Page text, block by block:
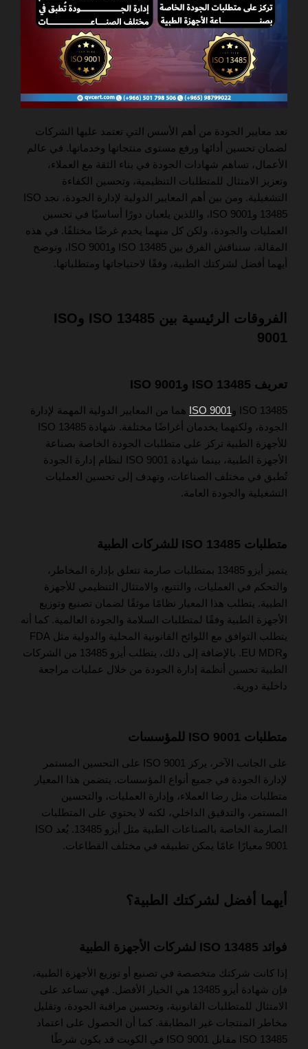
تعد معايير الجودة من أهم الأسس التي تعتمد عليها الشركات
لضمان تحسين أدائها ورفع مستوى منتجاتها وخدماتها. في عالم
الأعمال، تساهم شهادات الجودة في بناء الثقة مع العملاء،
وتعزيز الامتثال للمتطلبات التنظيمية، وتحسين الكفاءة
التشغيلية. ومن بين أهم المعايير الدولية لإدارة الجودة، نجد ISO
13485 وISO 9001، واللذين يلعبان دورًا أساسيًا في تحسين
العمليات والجودة، ولكن كل منهما يخدم غرضًا مختلفًا. في هذه
المقالة، سنناقش الفرق بين ISO 13485 وISO 9001، ونوضح
أيهما أفضل لشركتك الطبية، وفقًا لاحتياجاتها ومتطلباتها.
الفروقات الرئيسية بين ISO 13485 وISO
9001
تعريف ISO 13485 وISO 9001
ISO 13485 و ISO 9001 هما من المعايير الدولية المهمة لإدارة
الجودة، ولكنهما يخدمان أغراضًا مختلفة. شهادة ISO 13485
للأجهزة الطبية تركز على متطلبات الجودة الخاصة بصناعة
الأجهزة الطبية، بينما شهادة ISO 9001 لنظام إدارة الجودة
تُطبق في مختلف الصناعات، وتهدف إلى تحسين العمليات
التشغيلية والجودة العامة.
متطلبات ISO 13485 للشركات الطبية
يتميز أيزو 13485 بمتطلبات صارمة تتعلق بإدارة المخاطر،
والتحكم في العمليات، والتتبع، والامتثال التنظيمي للأجهزة
الطبية. يتطلب هذا المعيار نظامًا موثقًا لضمان تصنيع وتوزيع
الأجهزة الطبية وفقًا لمتطلبات السلامة والجودة العالمية. كما أنه
يتطلب التوافق مع اللوائح القانونية المحلية والدولية مثل FDA
وEU MDR. بالإضافة إلى ذلك، يتطلب أيزو 13485 من الشركات
الطبية تحسين أنظمة إدارة الجودة من خلال عمليات مراجعة
داخلية دورية.
متطلبات ISO 9001 للمؤسسات
على الجانب الآخر، يركز ISO 9001 على التحسين المستمر
لإدارة الجودة في جميع أنواع المؤسسات. يتضمن هذا المعيار
متطلبات مثل رضا العملاء، وإدارة العمليات، والتحسين
المستمر، والتدقيق الداخلي، لكنه لا يحتوي على المتطلبات
الصارمة الخاصة بالصناعات الطبية مثل أيزو 13485. يُعد ISO
9001 معيارًا عامًا يمكن تطبيقه في مختلف القطاعات.
أيهما أفضل لشركتك الطبية؟
فوائد ISO 13485 لشركات الأجهزة الطبية
إذا كانت شركتك متخصصة في تصنيع أو توزيع الأجهزة الطبية،
فإن شهادة أيزو 13485 هي الخيار الأفضل. فهي تساعد على
الامتثال للمتطلبات القانونية، وتحسين مراقبة الجودة، وتقليل
مخاطر المنتجات غير المطابقة. كما أن الحصول على اعتماد
ISO 13485 مقابل ISO 9001 في الكويت قد يكون شرطًا